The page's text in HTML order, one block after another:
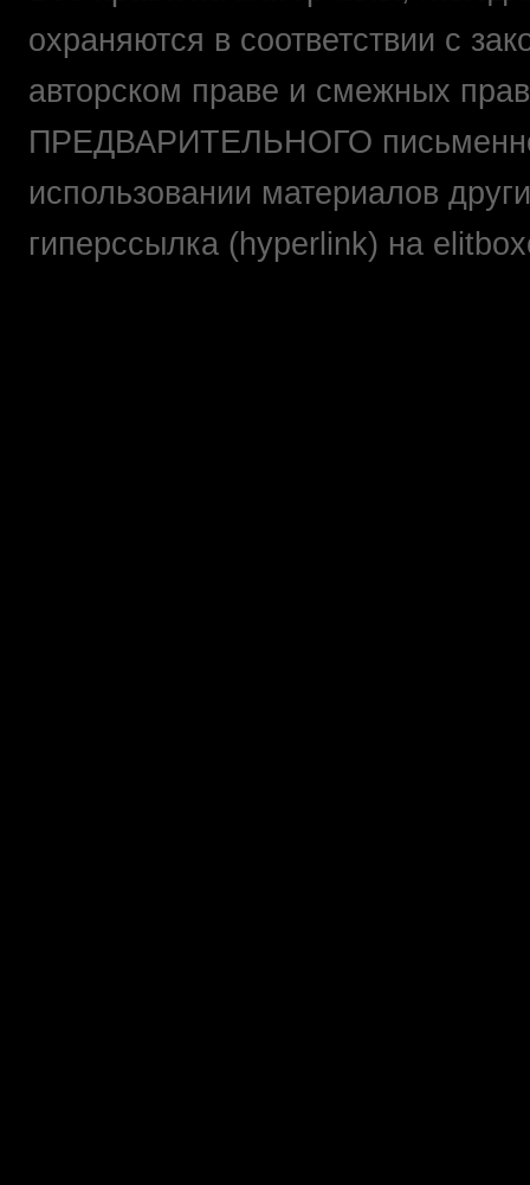
охраняются в соответствии с
авторском праве и смежных
ПРЕДВАРИТЕЛЬНОГО
использовании материалов
гиперссылка (hyperlink) на